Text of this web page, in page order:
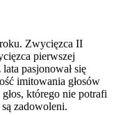
Zwycięzca II
pierwszej
pasjonował się
imitowania głosów
którego nie potrafi
zadowoleni.